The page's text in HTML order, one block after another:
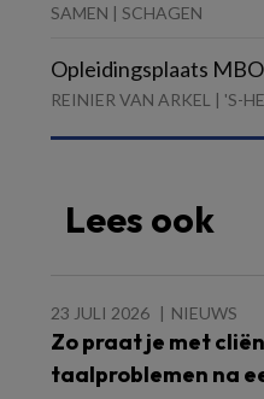
SAMEN | SCHAGEN
Opleidingsplaats
REINIER VAN ARKEL | 'S-
Lees ook
23 JULI 2026 NIEUWS
Zo praat je met
taalproblemen na